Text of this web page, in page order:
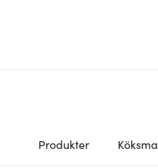
Produkter